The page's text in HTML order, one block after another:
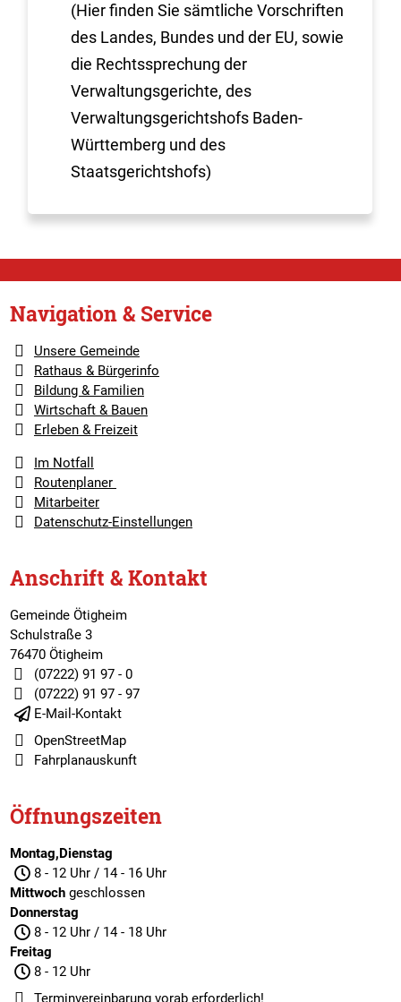
(Hier finden Sie sämtliche Vorschriften
des Landes, Bundes und der EU, sowie
die Rechtssprechung der
Verwaltungsgerichte, des
Verwaltungsgerichtshofs Baden-
Württemberg und des
Staatsgerichtshofs)
Navigation & Service
Unsere Gemeinde
Rathaus & Bürgerinfo
Bildung & Familien
Wirtschaft & Bauen
Erleben & Freizeit
Im Notfall
Routenplaner
Mitarbeiter
Datenschutz-Einstellungen
Anschrift & Kontakt
Gemeinde Ötigheim
Schulstraße 3
76470 Ötigheim
(07222) 91 97 - 0
(07222) 91 97 - 97
E-Mail-Kontakt
OpenStreetMap
Fahrplanauskunft
Öffnungszeiten
Montag,Dienstag
8 - 12 Uhr / 14 - 16 Uhr
Mittwochgeschlossen
Donnerstag
8 - 12 Uhr / 14 - 18 Uhr
Freitag
8 - 12 Uhr
Terminvereinbarungvorab erforderlich!